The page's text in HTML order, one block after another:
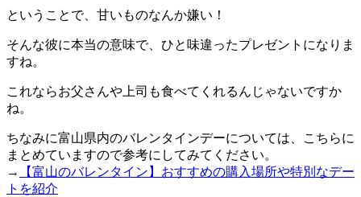
ということで、甘いものなんか嫌い！
そんな彼に本当の意味で、ひと味違ったプレゼントになりま
すね。
これならお父さんや上司も食べてくれるんじゃないですか
ね。
ちなみに富山県内のバレンタインデーについては、こちらに
まとめていますので参考にしてみてください。
→
【富山のバレンタイン】おすすめの購入場所や特別なデー
トを紹介